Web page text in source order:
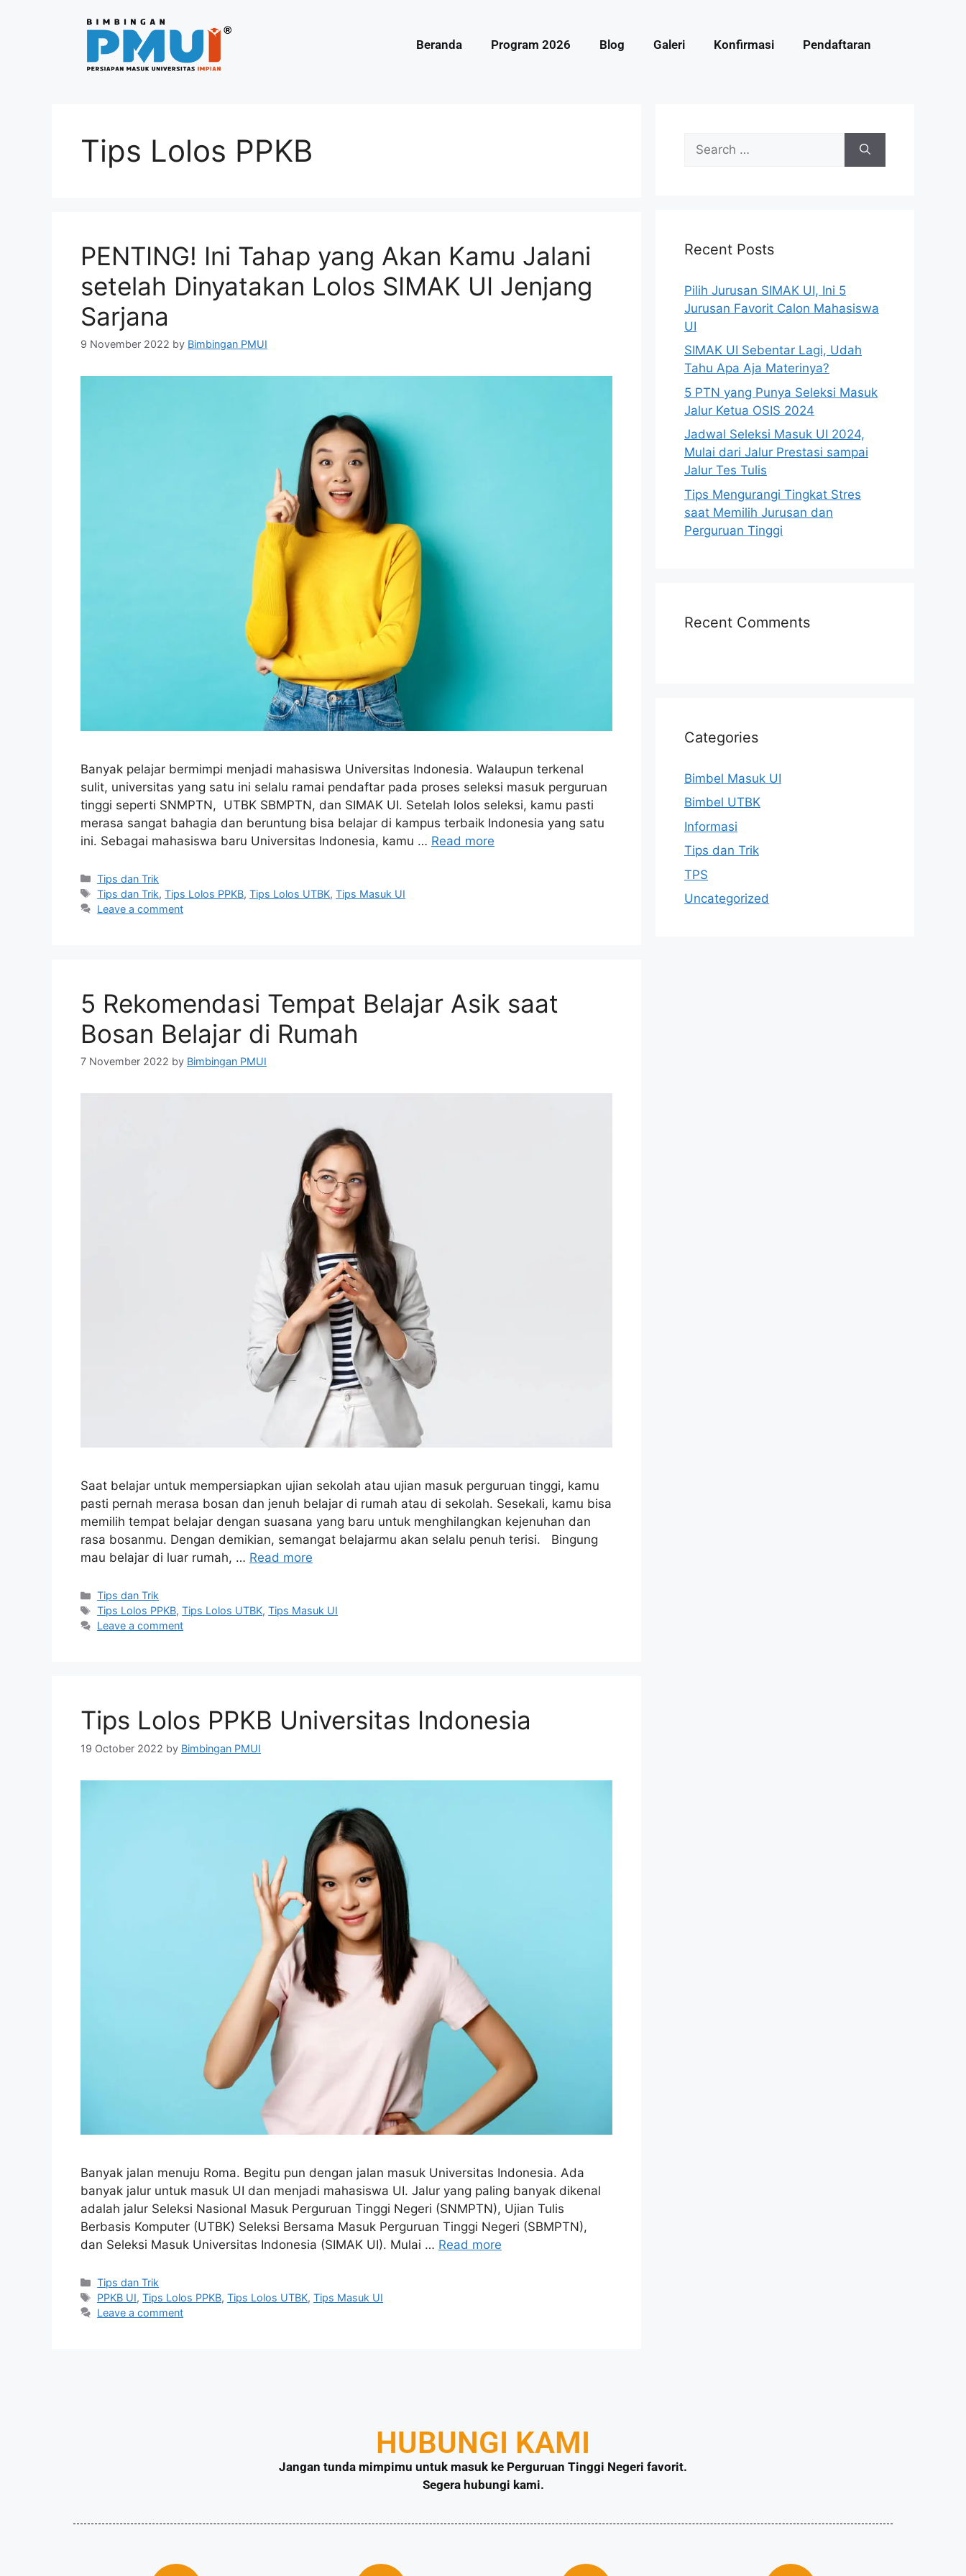
Beranda Program 2026 Blog Galeri Konfirmasi Pendaftaran
Tips Lolos PPKB
PENTING! Ini Tahap yang Akan Kamu Jalani
setelah Dinyatakan Lolos SIMAK UI Jenjang
Sarjana
9 November 2022 by Bimbingan PMUI
Banyak pelajar bermimpi menjadi mahasiswa Universitas Indonesia. Walaupun terkenal
sulit, universitas yang satu ini selalu ramai pendaftar pada proses seleksi masuk perguruan
tinggi seperti SNMPTN, UTBK SBMPTN, dan SIMAK UI. Setelah lolos seleksi, kamu pasti
merasa sangat bahagia dan beruntung bisa belajar di kampus terbaik Indonesia yang satu
ini. Sebagai mahasiswa baru Universitas Indonesia, kamu … Read more
Tips dan Trik
Tips dan Trik,Tips Lolos PPKB,Tips Lolos UTBK,Tips Masuk UI
Leave a comment
5 Rekomendasi Tempat Belajar Asik saat
Bosan Belajar di Rumah
7 November 2022 by Bimbingan PMUI
Saat belajar untuk mempersiapkan ujian sekolah atau ujian masuk perguruan tinggi, kamu
pasti pernah merasa bosan dan jenuh belajar di rumah atau di sekolah. Sesekali, kamu bisa
memilih tempat belajar dengan suasana yang baru untuk menghilangkan kejenuhan dan
rasa bosanmu. Dengan demikian, semangat belajarmu akan selalu penuh terisi. Bingung
mau belajar di luar rumah, … Read more
Tips dan Trik
Tips Lolos PPKB,Tips Lolos UTBK,Tips Masuk UI
Leave a comment
Tips Lolos PPKB Universitas Indonesia
19 October 2022 by Bimbingan PMUI
Banyak jalan menuju Roma. Begitu pun dengan jalan masuk Universitas Indonesia. Ada
banyak jalur untuk masuk UI dan menjadi mahasiswa UI. Jalur yang paling banyak dikenal
adalah jalur Seleksi Nasional Masuk Perguruan Tinggi Negeri (SNMPTN), Ujian Tulis
Berbasis Komputer (UTBK) Seleksi Bersama Masuk Perguruan Tinggi Negeri (SBMPTN),
dan Seleksi Masuk Universitas Indonesia (SIMAK UI). Mulai … Read more
Tips dan Trik
PPKB UI,Tips Lolos PPKB,Tips Lolos UTBK,Tips Masuk UI
Leave a comment
Recent Posts
Pilih Jurusan SIMAK UI, Ini 5
Jurusan Favorit Calon Mahasiswa
UI
SIMAK UI Sebentar Lagi, Udah
Tahu Apa Aja Materinya?
5 PTN yang Punya Seleksi Masuk
Jalur Ketua OSIS 2024
Jadwal Seleksi Masuk UI 2024,
Mulai dari Jalur Prestasi sampai
Jalur Tes Tulis
Tips Mengurangi Tingkat Stres
saat Memilih Jurusan dan
Perguruan Tinggi
Recent Comments
Categories
Bimbel Masuk UI
Bimbel UTBK
Informasi
Tips dan Trik
TPS
Uncategorized
HUBUNGI KAMI
Jangan tunda mimpimu untuk masuk ke Perguruan Tinggi Negeri favorit.
Segera hubungi kami.